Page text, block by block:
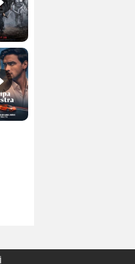
Culpa nuestra Teaser